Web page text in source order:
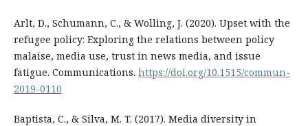
Arlt, D., Schumann, C., & Wolling, J. (2020). Upset with the
refugee policy: Exploring the relations between policy
malaise, media use, trust in news media, and issue
fatigue. Communications. https://doi.org/10.1515/commun-
2019-0110
Baptista, C., & Silva, M. T. (2017). Media diversity in